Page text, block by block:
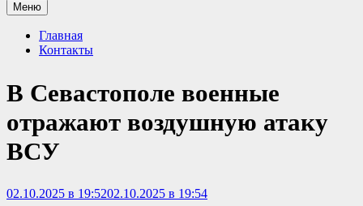
Меню
Главная
Контакты
В Севастополе военные
отражают воздушную атаку
ВСУ
02.10.2025 в 19:5202.10.2025 в 19:54